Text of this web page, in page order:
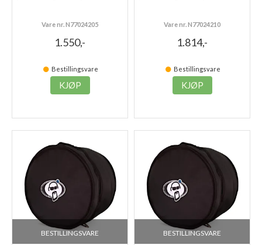
Vare nr. N77024205
1.550,-
Bestillingsvare
KJØP
Vare nr. N77024210
1.814,-
Bestillingsvare
KJØP
BESTILLINGSVARE BESTILLINGSVARE